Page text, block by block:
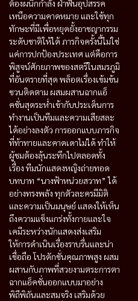
ต้องผนึกกำลัง ฝ่าฟันอุปสรรค
เหนือความคาดหมาย และใช้ทุก
ทักษะที่มีเพื่อหยุดยั้งอาชญากรรม
ระดับชาติให้ได้ ภารกิจครั้งนี้ไม่ใช่
แค่การปกป้องประเทศ แต่คือการ
พิสูจน์ศักยภาพของสตรีในสมรภูมิ
ที่อันตรายที่สุด พล็อตเรื่องเข้มข้น
ชวนติดตาม ผสมผสานฉากแอ็
คชั่นสุดระห่ำเข้ากับประเด็นการ
ทำงานเป็นทีมและความเสียสละ
ได้อย่างลงตัว การออกแบบภารกิจ
ที่ท้าทายและคาดเดาไม่ได้ ทำให้
ผู้ชมต้องลุ้นระทึกไปตลอดทั้ง
เรื่อง ทีมนักแสดงหญิงถ่ายทอด
บทบาท “นางฟ้าหน่วยสวาท” ได้
อย่างทรงพลัง ทุกตัวละครมีมิติ
และความเป็นมนุษย์ แสดงให้เห็น
ถึงความแข็งแกร่งทั้งกายและใจ
เคมีระหว่างนักแสดงส่งเสริม
ให้การดำเนินเรื่องราบรื่นและน่า
เชื่อถือ โปรดักชั่นคุณภาพสูง ผสม
ผสานกับภาพที่สวยงามตระการตา
ฉากแอ็คชั่นออกแบบมาอย่าง
พิถีพิถันและสมจริง เสริมด้วย